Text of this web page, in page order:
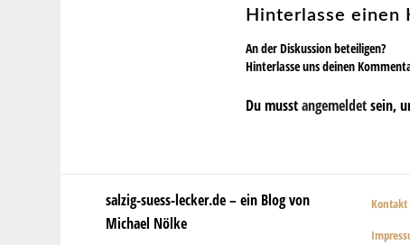
Hinterlasse einen
An der Diskussion beteiligen?
Hinterlasse uns deinen
Du musstangemeldetsein,
salzig-suess-lecker.de – ein Blog von
Michael Nölke
Kontakt